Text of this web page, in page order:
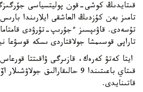
قىتايدىڭ كوشى-قون پوليتسياسى
تامىز بەن كۇزدىڭ العاشقى ايلارىندا
تۇسەدى. قاۋىپسىز ءجۇرىپ-تۇرۋدى
تاراپى قوسىمشا جولاقتاردى ىسكە قوسۋعا
ايتا كەتۋ كەرەك، قازىرگى ۋاقىتتا
قىتاي باعىتىندا 9 حالىقارالىق
قاتىنايدى.